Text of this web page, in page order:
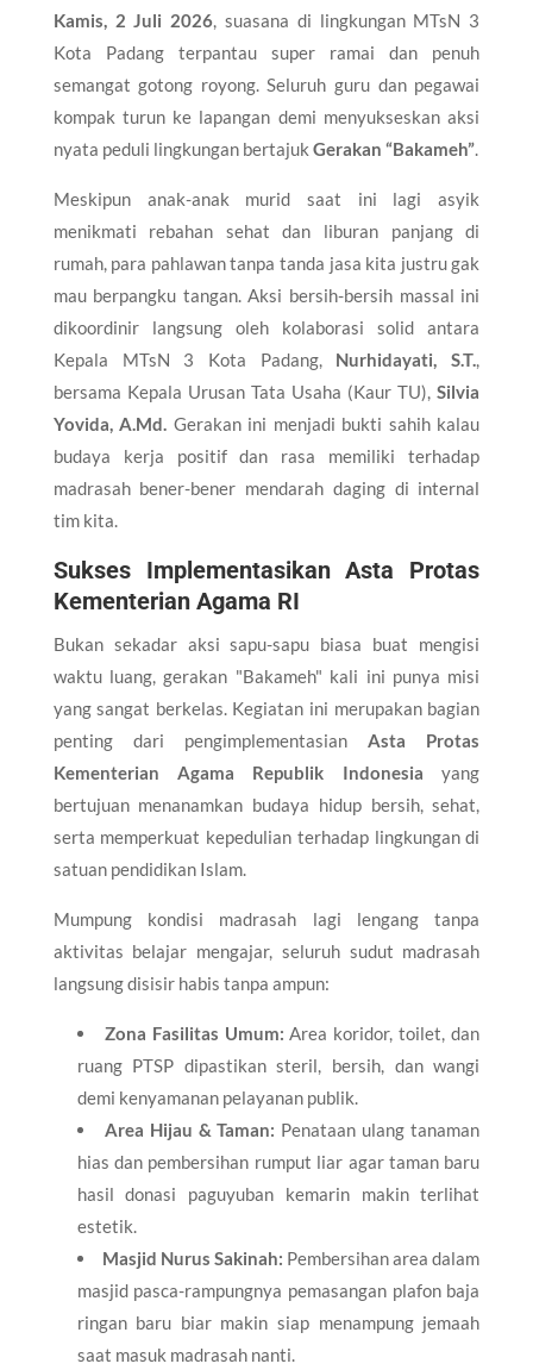
Kamis, 2 Juli 2026, suasana di lingkungan MTsN 3
Kota Padang terpantau super ramai dan penuh
semangat gotong royong. Seluruh guru dan pegawai
kompak turun ke lapangan demi menyukseskan aksi
nyata peduli lingkungan bertajuk Gerakan “Bakameh”.
Meskipun anak-anak murid saat ini lagi asyik
menikmati rebahan sehat dan liburan panjang di
rumah, para pahlawan tanpa tanda jasa kita justru gak
mau berpangku tangan. Aksi bersih-bersih massal ini
dikoordinir langsung oleh kolaborasi solid antara
Kepala MTsN 3 Kota Padang, Nurhidayati, S.T.,
bersama Kepala Urusan Tata Usaha (Kaur TU),Silvia
Yovida, A.Md. Gerakan ini menjadi bukti sahih kalau
budaya kerja positif dan rasa memiliki terhadap
madrasah bener-bener mendarah daging di internal
tim kita.
Sukses Implementasikan Asta Protas
Kementerian Agama RI
Bukan sekadar aksi sapu-sapu biasa buat mengisi
waktu luang, gerakan "Bakameh" kali ini punya misi
yang sangat berkelas. Kegiatan ini merupakan bagian
penting dari pengimplementasianAsta Protas
Kementerian Agama Republik Indonesia yang
bertujuan menanamkan budaya hidup bersih, sehat,
serta memperkuat kepedulian terhadap lingkungan di
satuan pendidikan Islam.
Mumpung kondisi madrasah lagi lengang tanpa
aktivitas belajar mengajar, seluruh sudut madrasah
langsung disisir habis tanpa ampun:
Zona Fasilitas Umum: Area koridor, toilet, dan
ruang PTSP dipastikan steril, bersih, dan wangi
demi kenyamanan pelayanan publik.
Area Hijau & Taman: Penataan ulang tanaman
hias dan pembersihan rumput liar agar taman baru
hasil donasi paguyuban kemarin makin terlihat
estetik.
Masjid Nurus Sakinah: Pembersihan area dalam
masjid pasca-rampungnya pemasangan plafon baja
ringan baru biar makin siap menampung jemaah
saat masuk madrasah nanti.